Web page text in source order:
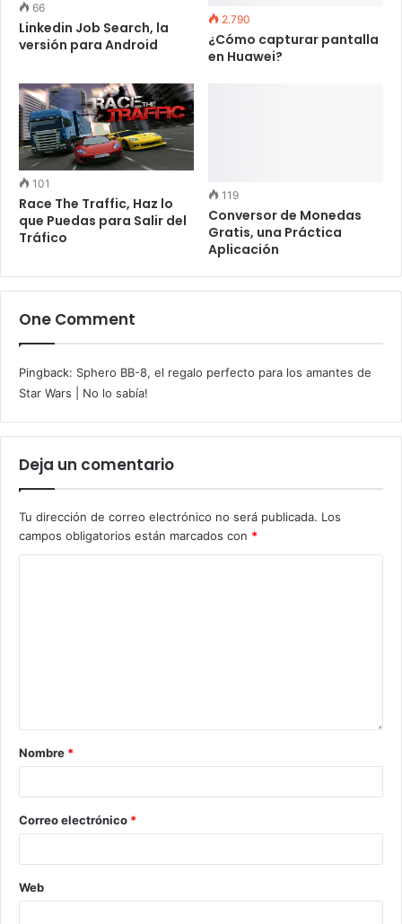
66
Linkedin Job Search, la
versión para Android
2.790
¿Cómo capturar pantalla
en Huawei?
101
Race The Traffic, Haz lo
que Puedas para Salir del
Tráfico
119
Conversor de Monedas
Gratis, una Práctica
Aplicación
One Comment
Pingback: Sphero BB-8, el regalo perfecto para los amantes de
Star Wars | No lo sabía!
Deja un comentario
Tu dirección de correo electrónico no será publicada. Los
campos obligatorios están marcados con *
Nombre *
Correo electrónico *
Web